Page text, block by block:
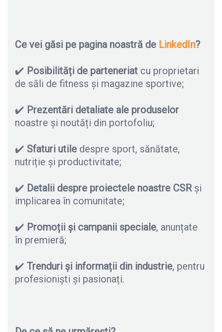
Ce vei găsi pe pagina noastră de LinkedIn?
✔️ Posibilități de parteneriat cu proprietari
de săli de fitness și magazine sportive;
✔️ Prezentări detaliate ale produselor
noastre și noutăți din portofoliu;
✔️ Sfaturi utile despre sport, sănătate,
nutriție și productivitate;
✔️ Detalii despre proiectele noastre CSRși
implicarea în comunitate;
✔️ Promoții și campanii speciale, anunțate
în premieră;
✔️ Trenduri și informații din industrie, pentru
profesioniști și pasionați.